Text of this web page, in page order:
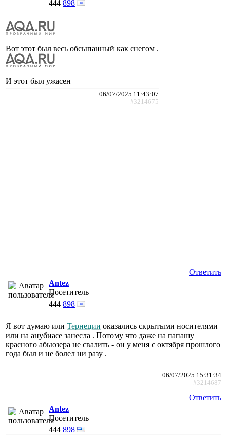
444 898
Вот этот был весь обсыпанный как снегом .
И этот был ужасен
06/07/2025 11:43:07
#3214675
Ответить
Antez
Посетитель
444 898
Я вот думаю или Тернеции оказались скрытыми носителями
или на анубиасе занесла . Потому что даже на папашу
красного абьюзера не свалить - он у меня с октября прошлого
года был и не болел ни разу .
06/07/2025 15:31:34
#3214687
Ответить
Antez
Посетитель
444 898